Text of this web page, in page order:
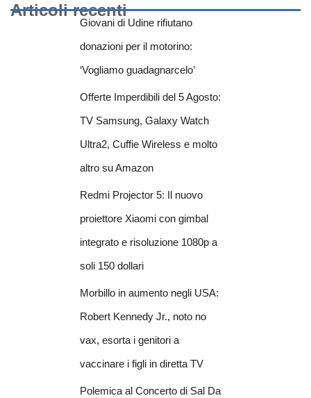
Articoli recenti
Giovani di Udine rifiutano
donazioni per il motorino:
‘Vogliamo guadagnarcelo’
Offerte Imperdibili del 5 Agosto:
TV Samsung, Galaxy Watch
Ultra2, Cuffie Wireless e molto
altro su Amazon
Redmi Projector 5: Il nuovo
proiettore Xiaomi con gimbal
integrato e risoluzione 1080p a
soli 150 dollari
Morbillo in aumento negli USA:
Robert Kennedy Jr., noto no
vax, esorta i genitori a
vaccinare i figli in diretta TV
Polemica al Concerto di Sal Da